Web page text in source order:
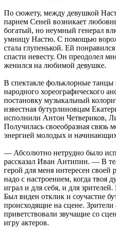
По сюжету, между девушкой
парнем Сеней возникает
богатый, но неумный генерал
умницу Настю. С помощью
стала глупенькой. Ей
спасти невесту. Он преодолел
женился на любимой девушке.
В спектакле фольклорные
народного хореографического
постановку музыкальный
известная бутурлиновцам
исполнили Антон Четвериков,
Получилась своеобразная
энергией молодых и
— Абсолютно нетрудно было
рассказал Иван Антипин. — В
герой для меня интересен своей
надо с настроением, когда твоя
играл и для себя, и для
Был виден отклик и соучастие
происходящие на сцене.
приветствовали звучащие со
игру актеров.